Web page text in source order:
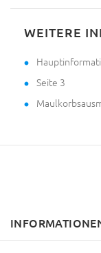
WEITERE
Seite 3